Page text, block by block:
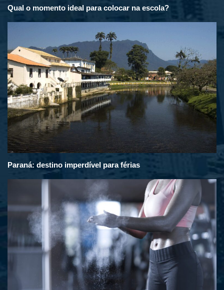
Qual o momento ideal para colocar na escola?
Paraná: destino imperdível para férias